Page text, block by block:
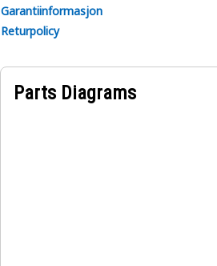
Garantiinformasjon
Returpolicy
Parts Diagrams